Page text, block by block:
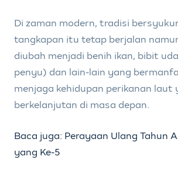
Di zaman modern, tradisi
tangkapan itu tetap berjalan
diubah menjadi benih ikan, bibit
penyu) dan lain-lain yang
menjaga kehidupan perikanan laut
berkelanjutan di masa depan.
Baca juga: Perayaan Ulang Tahun
yang Ke-5